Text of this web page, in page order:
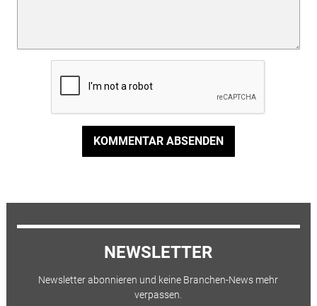
KOMMENTAR ABSENDEN
NEWSLETTER
Newsletter abonnieren und keine Branchen-News mehr
verpassen.